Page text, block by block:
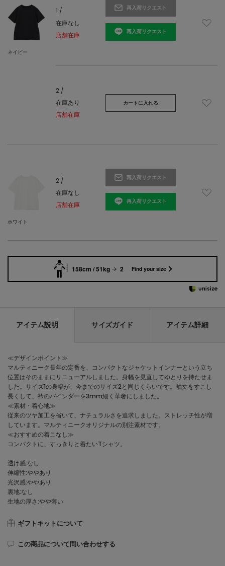
ネイビー
1 /
在庫なし
店舗在庫
再入荷リクエスト
再入荷リクエスト
2 /
在庫あり
店舗在庫
カートに入れる
ホワイト
2 /
在庫なし
店舗在庫
再入荷リクエスト
再入荷リクエスト
158cm / 51kg 2 Find your size
アイテム説明 サイズガイド アイテム詳細
≪デザインポイント≫
マルティニーク長年の定番を、コンパクトなジャケットインナーという立ち
位置はそのままにリニューアルしました。身幅を見直してゆとりを持たせま
した。サイズ1の身幅が、今までのサイズ2と同じくらいです。袖丈をすこし
長くして、衿のバインダーを3mm細く華奢にしました。
≪素材・着心地≫
従来のツヤ加工を省いて、ナチュラルさを追求しました。ストレッチ性が増
しています。マルティニークオリジナルの別注素材です。
≪おすすめの着こなし≫
コンパクトに、すっきりと着たいTシャツ。
透け感:なし
伸縮性:ややあり
光沢感:ややあり
裏地:なし
生地の厚さ:やや薄い
ギフトキットについて
この商品について問い合わせする